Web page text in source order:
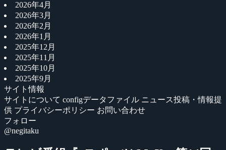
2026年4月
2026年3月
2026年2月
2026年1月
2025年12月
2025年11月
2025年10月
2025年9月
サイト情報
サイトについて configデータファイル ニュース投稿・情報提
供 プライバシーポリシー お問い合わせ
フォロー
@negitaku